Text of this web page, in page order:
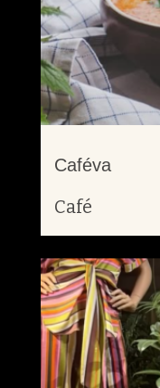
Caféva
Café